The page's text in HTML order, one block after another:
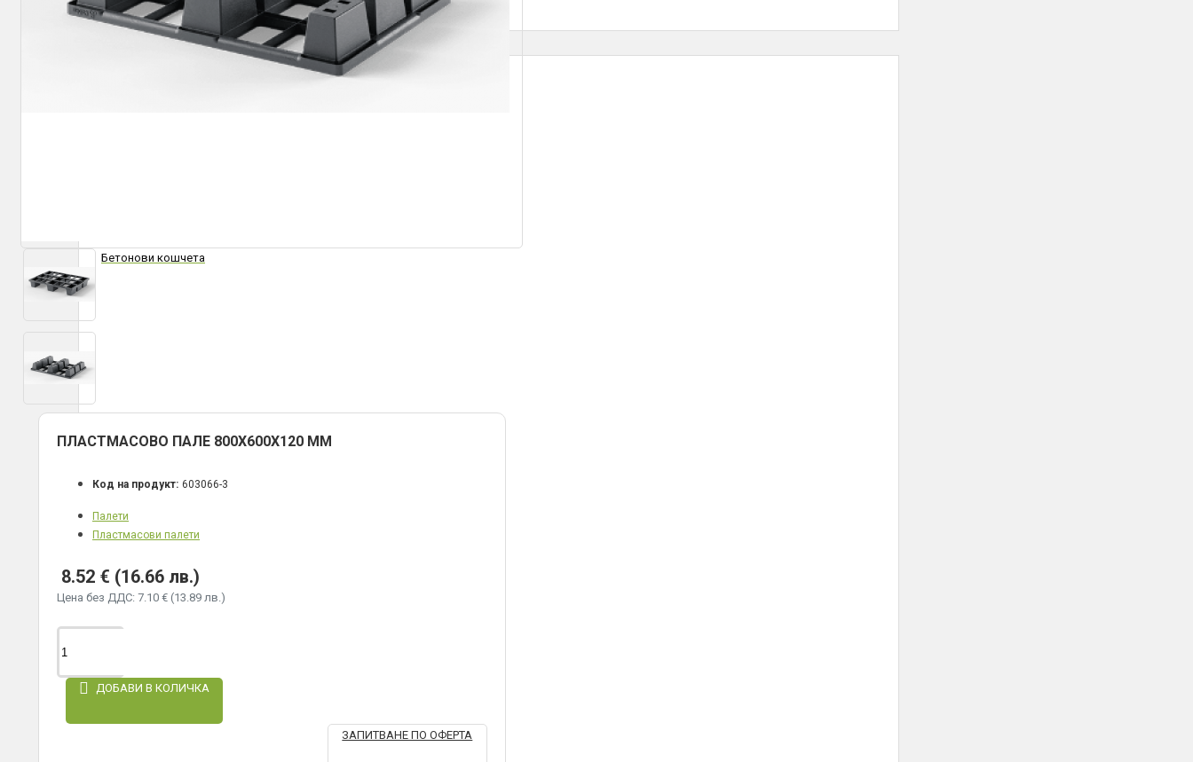
КОШЧЕТА ЗА БОКЛУК
Бетонови кошчета
ПЛАСТМАСОВО ПАЛЕ 800Х600Х120 ММ
8.52 € (16.66 лв.)
Цена без ДДС: 7.10 € (13.89 лв.)
Код на продукт: 603066-3
Палети
Пластмасови палети
ДОБАВИ В КОЛИЧКА
ЗАПИТВАНЕ ПО ОФЕРТА